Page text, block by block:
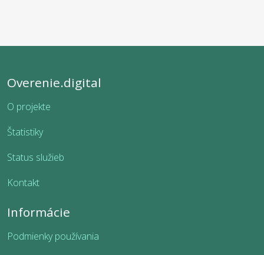
Overenie.digital
O projekte
Štatistiky
Status služieb
Kontakt
Informácie
Podmienky používania